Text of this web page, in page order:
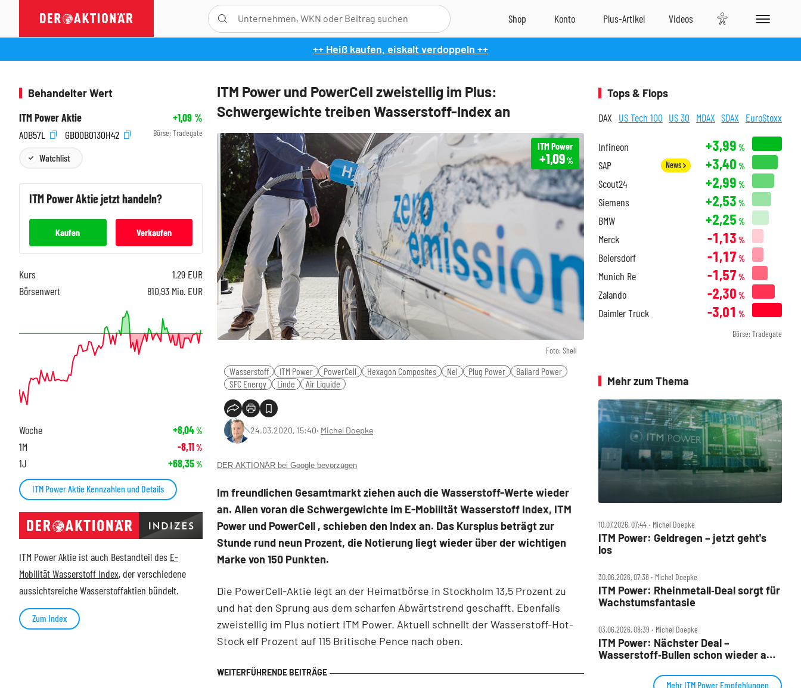
++ Heiß kaufen, eiskalt verdoppeln ++
ITM Power und PowerCell zweistellig im Plus:
Schwergewichte treiben Wasserstoff-Index an
Foto: Shell
ITM Power
+1,09%
Wasserstoff ITM Power PowerCell Hexagon Composites Nel Plug Power
Ballard Power
SFC Energy
Linde Air Liquide
24.03.2020, 15:40‧ Michel Doepke
DER AKTIONÄR bei Google bevorzugen
Im freundlichen Gesamtmarkt ziehen auch die Wasserstoff-Werte wieder
an. Allen voran die Schwergewichte im E-Mobilität Wasserstoff Index, ITM
Power und PowerCell , schieben den Index an. Das Kursplus beträgt zur
Stunde rund neun Prozent, die Notierung liegt wieder über der wichtigen
Marke von 150 Punkten.
Die PowerCell-Aktie legt an der Heimatbörse in Stockholm 13,5 Prozent zu
und hat den Sprung aus dem scharfen Abwärtstrend geschafft. Ebenfalls
zweistellig im Plus notiert ITM Power. Aktuell schnellt der Wasserstoff-Hot-
Stock elf Prozent auf 115 Britische Pence nach oben.
Behandelter Wert
ITM Power Aktie
+1,09%
A0B57L
GB00B0130H42 Börse: Tradegate
Watchlist
ITM PowerAktie jetzt handeln?
Kaufen Verkaufen
Kurs 1,29 EUR
Börsenwert
810,93 Mio. EUR
Woche +8,04%
1M -8,11%
1J +68,35%
ITM Power Aktie Kennzahlen und Details
ITM Power Aktie ist auch Bestandteil des E-
Mobilität Wasserstoff Index, der verschiedene
aussichtsreiche Wasserstoffaktien bündelt.
Zum Index
Tops & Flops
DAX US Tech 100 US 30 MDAX SDAX EuroStoxx
Infineon +3,99 %
SAP News +3,40 %
Scout24 +2,99 %
Siemens +2,53 %
BMW +2,25 %
Merck -1,13 %
Beiersdorf -1,17 %
Munich Re -1,57 %
Zalando -2,30 %
Daimler Truck -3,01 %
Börse: Tradegate
Mehr zum Thema
10.07.2026, 07:44 ‧ Michel Doepke
ITM Power: Geldregen – jetzt geht's
los
30.06.2026, 07:38 ‧ Michel Doepke
ITM Power: Rheinmetall‑Deal sorgt für
Wachstumsfantasie
03.06.2026, 08:39 ‧ Michel Doepke
ITM Power: Nächster Deal –
Wasserstoff‑Bullen schon wieder am
Mehr ITM Power Empfehlungen